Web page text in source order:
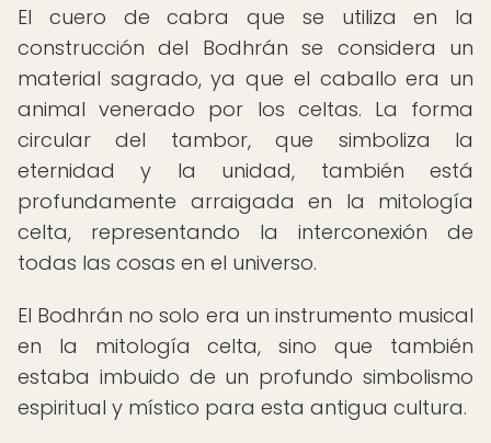
El cuero de cabra que se utiliza en la
construcción del Bodhrán se considera un
material sagrado, ya que el caballo era un
animal venerado por los celtas. La forma
circular del tambor, que simboliza la
eternidad y la unidad, también está
profundamente arraigada en la mitología
celta, representando la interconexión de
todas las cosas en el universo.
El Bodhrán no solo era un instrumento musical
en la mitología celta, sino que también
estaba imbuido de un profundo simbolismo
espiritual y místico para esta antigua cultura.